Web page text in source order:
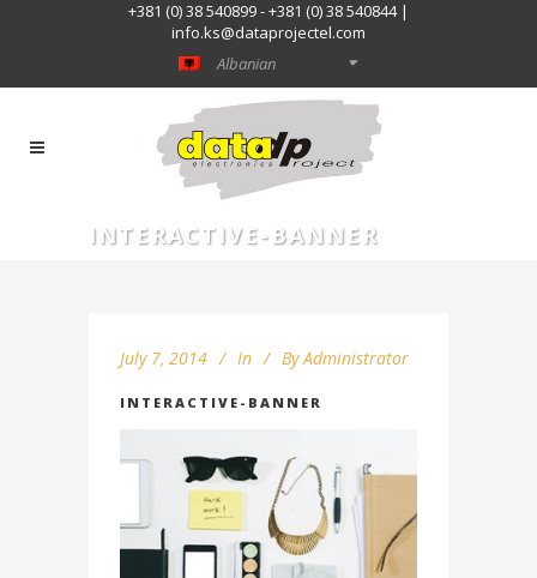
+381 (0) 38 540899 - +381 (0) 38 540844 |
info.ks@dataprojectel.com
Albanian
INTERACTIVE-BANNER
July 7, 2014 In By Administrator
INTERACTIVE-BANNER